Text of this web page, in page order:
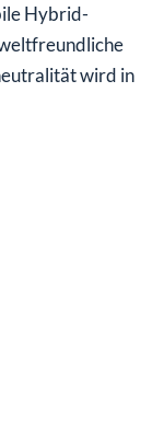
Hybrid-
wird in